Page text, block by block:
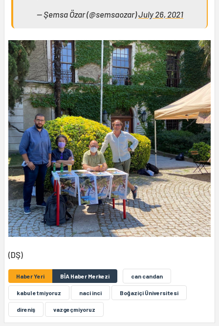
— Şemsa Özar (@semsaozar)July 26, 2021
(DŞ)
Haber Yeri BİA Haber Merkezi can candan
kabul etmiyoruz naci inci Boğaziçi Üniversitesi
direniş vazgeçmiyoruz